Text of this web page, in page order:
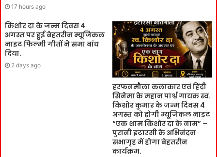
17 hours ago
किशोर दा के जन्म दिवस 4
अगस्त पर हुई बेहतरीन म्यूजिकल
नाइट फिल्मी गीतों ने समा बांध
दिया.
2 days ago
हरफनमौला कलाकार एवं हिंदी
सिनेमा के महान पार्श्व गायक स्व.
किशोर कुमार के जन्म दिवस 4
अगस्त को होगी म्यूजिकल नाइट
“एक शाम किशोर दा के नाम” –
पुरानी इटारसी के अभिनंदन
सभागृह में होगा बेहतरीन
कार्यक्रम.